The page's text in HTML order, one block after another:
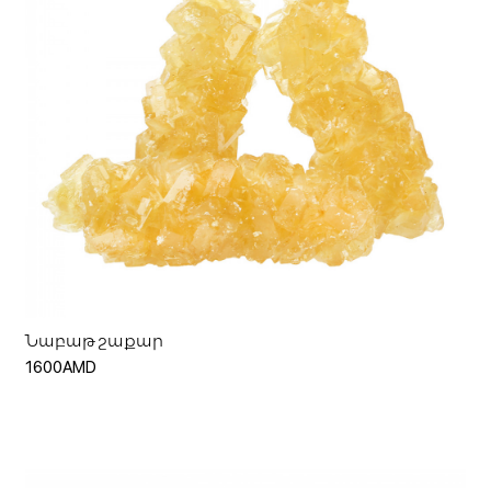
Նաբաթ շաքար
1600AMD
Ավելացնել զամբյուղ